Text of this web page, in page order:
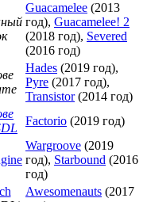
Guacamelee (2013
год), Guacamelee! 2
(2018 год), Severed
(2016 год)
Hades (2019 год),
Pyre (2017 год),
Transistor(2014 год)
Factorio (2019 год)
Wargroove (2019
год), Starbound (2016
год)
Awesomenauts (2017